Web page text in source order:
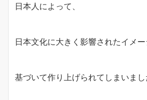
日本人によって、
日本文化に大きく影響されたイメー
基づいて作り上げられてしまいまし